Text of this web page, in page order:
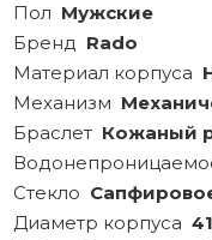
Пол Мужские
Бренд Rado
Материал корпуса
Механизм
Браслет Кожаный
Стекло
Диаметр корпуса